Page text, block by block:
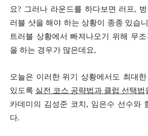
요? 그러나 라운드를 하다보면 러프,
러블 샷을 해야 하는 상황이 종종 있습
트러블 상황에서 빠져나오기 위해 무
을 하는 경우가 많은데요,
오늘은 이러한 위기 상황에서도 최대
있도록 실전 코스 공략법과 클럽 선택법
카데미의 김성준 코치, 임은수 선수와
다.